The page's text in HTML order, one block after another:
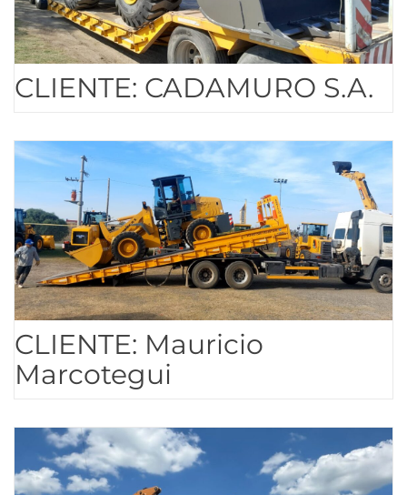
CLIENTE: CADAMURO S.A.
CLIENTE: Mauricio
Marcotegui